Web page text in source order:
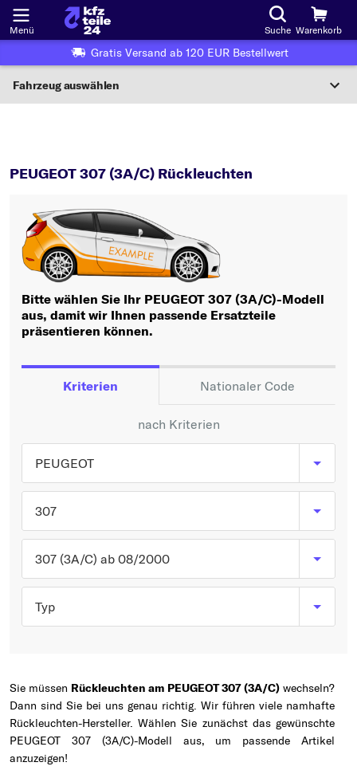
Menü Suche Warenkorb
Gratis Versand ab 120 EUR Bestellwert
Fahrzeug auswählen
Wo finde ich die?
Oder
Oder Fahrzeugauswahl nach Kriterien:
Hersteller wählen
Modell wählen
Typ wählen
PEUGEOT 307 (3A/C) Rückleuchten
Bitte wählen Sie Ihr PEUGEOT 307 (3A/C)-Modell
aus, damit wir Ihnen passende Ersatzteile
präsentieren können.
Kriterien Nationaler Code
nach Kriterien
PEUGEOT
307
307 (3A/C) ab 08/2000
Typ
Sie müssen Rückleuchten am PEUGEOT 307 (3A/C)wechseln?
Dann sind Sie bei uns genau richtig. Wir führen viele namhafte
Rückleuchten-Hersteller. Wählen Sie zunächst das gewünschte
PEUGEOT 307 (3A/C)-Modell aus, um passende Artikel
anzuzeigen!